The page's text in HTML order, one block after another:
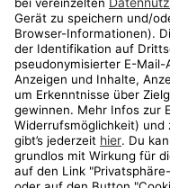
Aktionen
Travel